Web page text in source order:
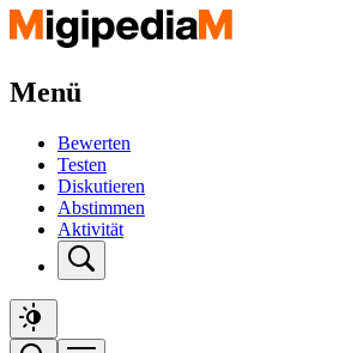
Menü
Bewerten
Testen
Diskutieren
Abstimmen
Aktivität